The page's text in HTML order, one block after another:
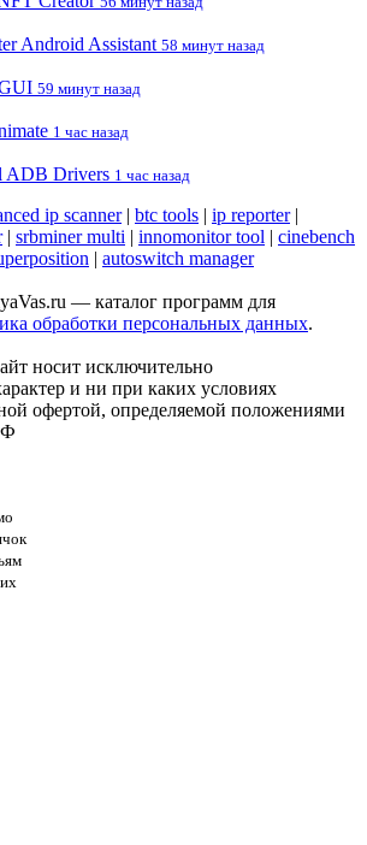
Android Assistant 58 минут назад
59 минут назад
1 час назад
ADB Drivers 1 час назад
ip scanner| btc tools | ip reporter|
| srbminer multi | innomonitor tool | cinebench
| autoswitch manager
— каталог программ для
обработки персональных данных.
носит исключительно
и ни при каких условиях
офертой, определяемой положениями